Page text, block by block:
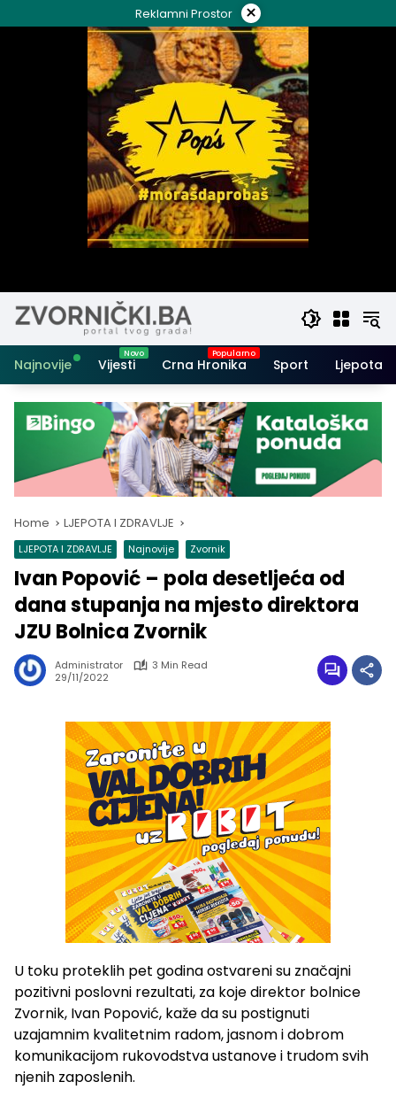
to
Reklamni Prostor ×
Najnovije Vijesti Crna Hronika Sport Ljepota i
Home LJEPOTA I ZDRAVLJE
LJEPOTA I ZDRAVLJE Najnovije Zvornik
Ivan Popović – pola desetljeća od
dana stupanja na mjesto direktora
JZU Bolnica Zvornik
Administrator
3 Min Read
29/11/2022
U toku proteklih pet godina ostvareni su značajni
pozitivni poslovni rezultati, za koje direktor bolnice
Zvornik, Ivan Popović, kaže da su postignuti
uzajamnim kvalitetnim radom, jasnom i dobrom
komunikacijom rukovodstva ustanove i trudom svih
njenih zaposlenih.